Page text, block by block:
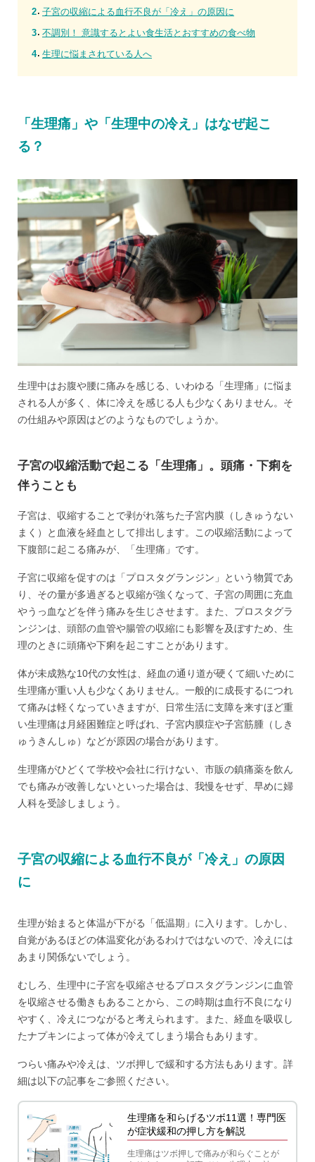
子宮の収縮による血行不良が「冷え」の原因に
不調別！ 意識するとよい食生活とおすすめの食べ物
生理に悩まされている人へ
「生理痛」や「生理中の冷え」はなぜ起こ
る？
生理中はお腹や腰に痛みを感じる、いわゆる「生理痛」に悩ま
される人が多く、体に冷えを感じる人も少なくありません。そ
の仕組みや原因はどのようなものでしょうか。
子宮の収縮活動で起こる「生理痛」。頭痛・下痢を
伴うことも
子宮は、収縮することで剥がれ落ちた子宮内膜（しきゅうない
まく）と血液を経血として排出します。この収縮活動によって
下腹部に起こる痛みが、「生理痛」です。
子宮に収縮を促すのは「プロスタグランジン」という物質であ
り、その量が多過ぎると収縮が強くなって、子宮の周囲に充血
やうっ血などを伴う痛みを生じさせます。また、プロスタグラ
ンジンは、頭部の血管や腸管の収縮にも影響を及ぼすため、生
理のときに頭痛や下痢を起こすことがあります。
体が未成熟な10代の女性は、経血の通り道が硬くて細いために
生理痛が重い人も少なくありません。一般的に成長するにつれ
て痛みは軽くなっていきますが、日常生活に支障を来すほど重
い生理痛は月経困難症と呼ばれ、子宮内膜症や子宮筋腫（しき
ゅうきんしゅ）などが原因の場合があります。
生理痛がひどくて学校や会社に行けない、市販の鎮痛薬を飲ん
でも痛みが改善しないといった場合は、我慢をせず、早めに婦
人科を受診しましょう。
子宮の収縮による血行不良が「冷え」の原因
に
生理が始まると体温が下がる「低温期」に入ります。しかし、
自覚があるほどの体温変化があるわけではないので、冷えには
あまり関係ないでしょう。
むしろ、生理中に子宮を収縮させるプロスタグランジンに血管
を収縮させる働きもあることから、この時期は血行不良になり
やすく、冷えにつながると考えられます。また、経血を吸収し
たナプキンによって体が冷えてしまう場合もあります。
つらい痛みや冷えは、ツボ押しで緩和する方法もあります。詳
細は以下の記事をご参照ください。
生理痛を和らげるツボ11選！専門医
が症状緩和の押し方を解説
生理痛はツボ押しで痛みが和らぐことが